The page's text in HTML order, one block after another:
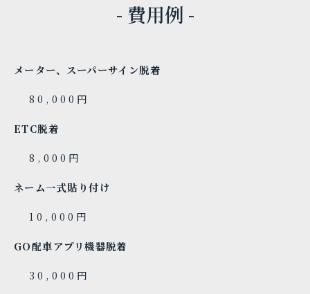
- 費用例 -
メーター、スーパーサイン脱着
80,000円
ETC脱着
8,000円
ネーム一式貼り付け
10,000円
GO配車アプリ機器脱着
30,000円